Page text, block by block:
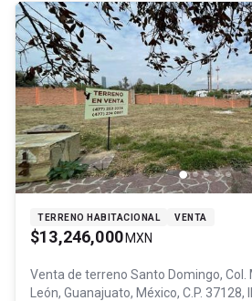
TERRENO HABITACIONAL VENTA
$13,246,000 MXN
Venta de terreno Santo Domingo, Col.
León, Guanajuato, México, C.P. 37128,